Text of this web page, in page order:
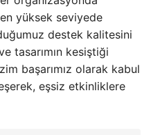
en yüksek seviyede
destek kalitesini
tasarımın kesiştiği
başarımız olarak kabul
eşsiz etkinliklere